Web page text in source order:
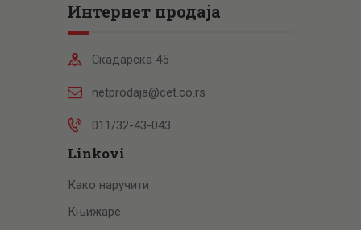
Интернет продаја
Скадарска 45
netprodaja@cet.co.rs
011/32-43-043
Linkovi
Како наручити
Књижаре